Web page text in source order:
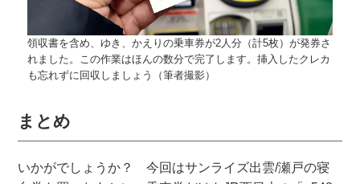
領収書を含め、ゆき、かえりの乗車券が2人分（計5枚）が発券さ
れました。この作業はほんの数分で完了します。挿入したクレカ
も忘れずに回収しましょう（筆者撮影）
まとめ
いかがでしょうか？ 今回はサンライズ出雲/瀬戸の寝